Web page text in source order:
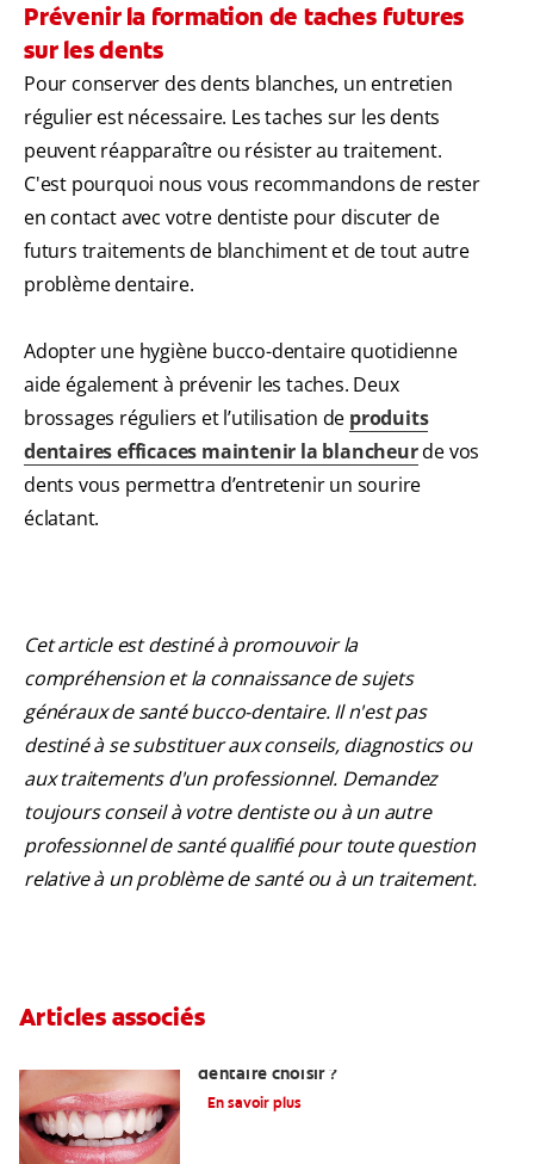
Prévenir la formation de taches futures
sur les dents
Pour conserver des dents blanches, un entretien
régulier est nécessaire. Les taches sur les dents
peuvent réapparaître ou résister au traitement.
C'est pourquoi nous vous recommandons de rester
en contact avec votre dentiste pour discuter de
futurs traitements de blanchiment et de tout autre
problème dentaire.
Adopter une hygiène bucco-dentaire quotidienne
aide également à prévenir les taches. Deux
brossages réguliers et l’utilisation de produits
dentaires efficaces maintenir la blancheurde vos
dents vous permettra d’entretenir un sourire
éclatant.
Cet article est destiné à promouvoir la
compréhension et la connaissance de sujets
généraux de santé bucco-dentaire. Il n'est pas
destiné à se substituer aux conseils, diagnostics ou
aux traitements d'un professionnel. Demandez
toujours conseil à votre dentiste ou à un autre
professionnel de santé qualifié pour toute question
relative à un problème de santé ou à un traitement.
Articles associés
dentaire choisir ?
En savoir plus